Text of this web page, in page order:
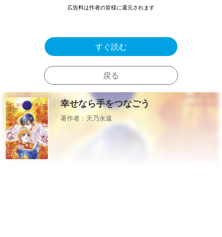
広告料は作者の皆様に還元されます
すぐ読む
戻る
幸せなら手をつなごう
著作者：天乃永遠